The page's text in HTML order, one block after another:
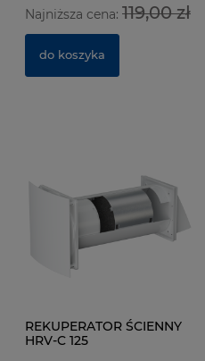
Najniższa cena: 119,00 zł
do koszyka
REKUPERATOR ŚCIENNY
HRV-C 125
czujnikiem wilgotności
364,00 zł